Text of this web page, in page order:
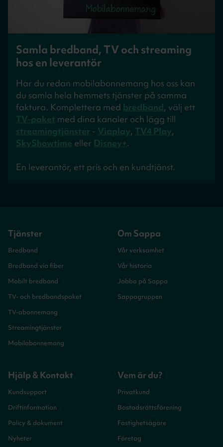
Samla bredband, TV och streaming
hos en leverantör
Har du redan mobilabonnemang hos oss kan
du samla hela hemmets tjänster på samma
faktura. Komplettera med bredband, välj ett
TV-paket med dina kanaler och lägg till
streamingtjänster - Viaplay, TV4 Play,
SkyShowtime eller Disney+.
En leverantör, ett pris och en kundtjänst.
Tjänster
Bredband
Bredband via fiber
Mobilt bredband
TV- och bredbandspaket
TV-abonnemang
Streamingtjänster
Mobilabonnemang
Om Sappa
Vår verksamhet
Vår historia
Jobba på Sappa
Sappagruppen
Hjälp & Kontakt
Kundsupport
Driftinformation
Policy & dokument
Nyheter
Vem är du?
Privatkund
Bostadsrättsförening
Fastighetsägare
Företag